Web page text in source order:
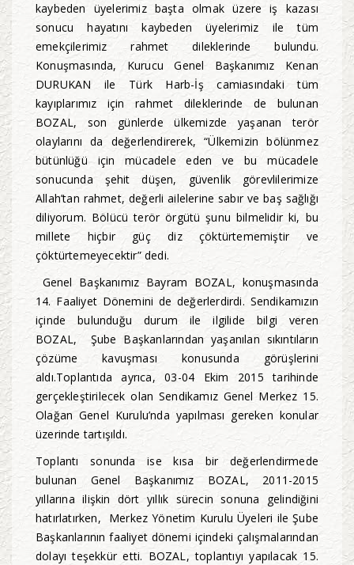
kaybeden üyelerimiz başta olmak üzere iş kazası
sonucu hayatını kaybeden üyelerimiz ile tüm
emekçilerimiz rahmet dileklerinde bulundu.
Konuşmasında, Kurucu Genel Başkanımız Kenan
DURUKAN ile Türk Harb-İş camiasındaki tüm
kayıplarımız için rahmet dileklerinde de bulunan
BOZAL, son günlerde ülkemizde yaşanan terör
olaylarını da değerlendirerek, “Ülkemizin bölünmez
bütünlüğü için mücadele eden ve bu mücadele
sonucunda şehit düşen, güvenlik görevlilerimize
Allah’tan rahmet, değerli ailelerine sabır ve baş sağlığı
diliyorum. Bölücü terör örgütü şunu bilmelidir ki, bu
millete hiçbir güç diz çöktürtememiştir ve
çöktürtemeyecektir” dedi.
Genel Başkanımız Bayram BOZAL, konuşmasında
14. Faaliyet Dönemini de değerlerdirdi. Sendikamızın
içinde bulunduğu durum ile ilgilide bilgi veren
BOZAL, Şube Başkanlarından yaşanılan sıkıntıların
çözüme kavuşması konusunda görüşlerini
aldı.Toplantıda ayrıca, 03-04 Ekim 2015 tarihinde
gerçekleştirilecek olan Sendikamız Genel Merkez 15.
Olağan Genel Kurulu’nda yapılması gereken konular
üzerinde tartışıldı.
Toplantı sonunda ise kısa bir değerlendirmede
bulunan Genel Başkanımız BOZAL, 2011-2015
yıllarına ilişkin dört yıllık sürecin sonuna gelindiğini
hatırlatırken, Merkez Yönetim Kurulu Üyeleri ile Şube
Başkanlarının faaliyet dönemi içindeki çalışmalarından
dolayı teşekkür etti. BOZAL, toplantıyı yapılacak 15.